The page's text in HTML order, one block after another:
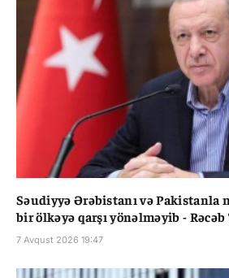
Səudiyyə Ərəbistanı və Pakistanla
bir ölkəyə qarşı yönəlməyib -
7 Avqust 2026 19:47